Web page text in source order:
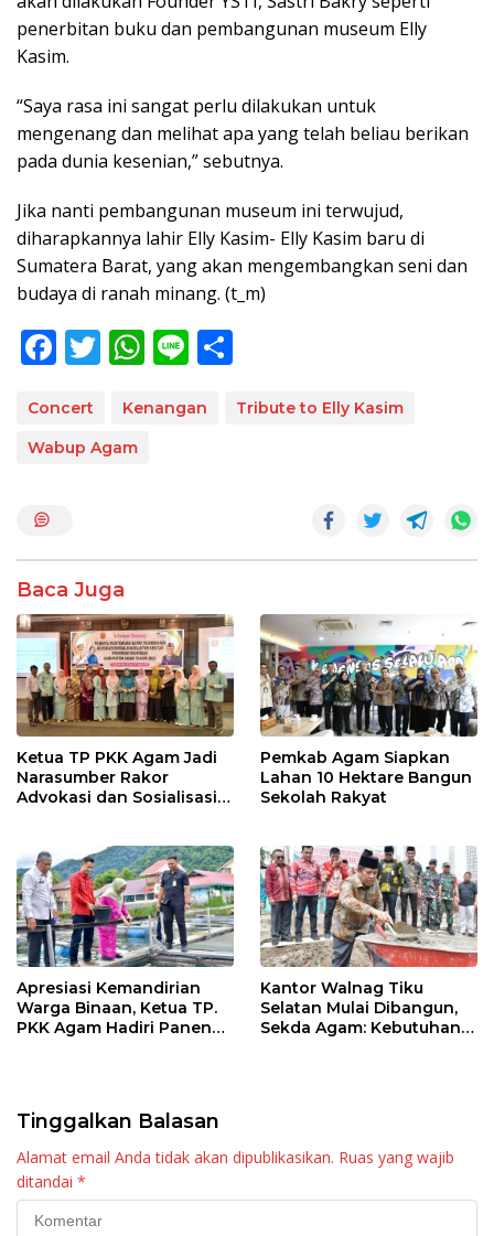
penerbitan buku dan pembangunan museum Elly
Kasim.
“Saya rasa ini sangat perlu dilakukan untuk
mengenang dan melihat apa yang telah beliau berikan
pada dunia kesenian,” sebutnya.
Jika nanti pembangunan museum ini terwujud,
diharapkannya lahir Elly Kasim- Elly Kasim baru di
Sumatera Barat, yang akan mengembangkan seni dan
budaya di ranah minang. (t_m)
F
e
b
k
T
itt
er
W
at
p
Li
e ar
Concert Kenangan
Tribute to Elly Kasim
Wabup Agam
Baca Juga
Ketua TP PKK Agam Jadi
Narasumber Rakor
Advokasi dan Sosialisasi
Pemkab Agam Siapkan
Lahan 10 Hektare Bangun
Sekolah Rakyat
Apresiasi Kemandirian
Warga Binaan, Ketua TP.
PKK Agam Hadiri Panen
Kantor Walnag Tiku
Selatan Mulai Dibangun,
Sekda Agam: Kebutuhan
Tinggalkan Balasan
Alamat email Anda tidak akan dipublikasikan. Ruas yang wajib
ditandai *